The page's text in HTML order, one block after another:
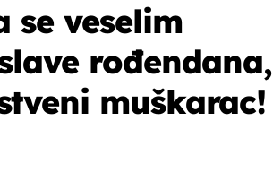
veselim
rođendana,
muškarac!